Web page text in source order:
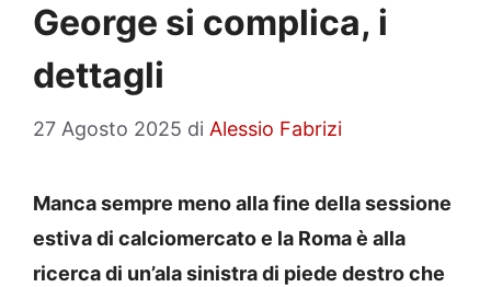
George si complica, i
dettagli
27 Agosto 2025 di Alessio Fabrizi
Manca sempre meno alla fine della sessione
estiva di calciomercato e la Roma è alla
ricerca di un’ala sinistra di piede destro che